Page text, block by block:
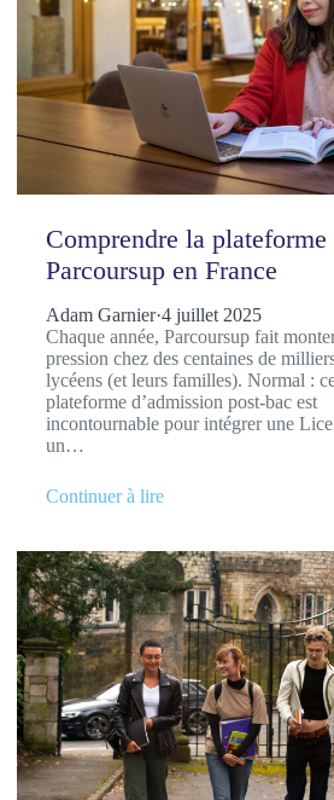
Comprendre la plateforme
Parcoursup en France
Adam Garnier·4 juillet 2025
Chaque année, Parcoursup fait
pression chez des centaines de
lycéens (et leurs familles). Normal :
plateforme d’admission post-bac est
incontournable pour intégrer une
un…
Continuer à lire